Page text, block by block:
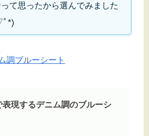
て思ったから選んでみました
ﾟ*)
調ブルーシート
現するデニム調のブルーシ